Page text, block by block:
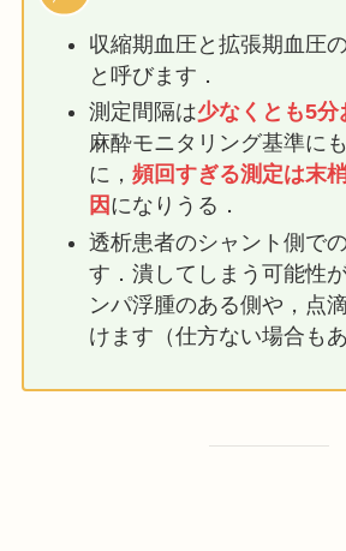
収縮期血圧と拡張期血圧
と呼びます．
測定間隔は少なくとも5分
麻酔モニタリング基準に
に， 頻回すぎる測定は末
因 になりうる．
透析患者のシャント側で
す．潰してしまう可能性
ンパ浮腫のある側や，点
けます（仕方ない場合も